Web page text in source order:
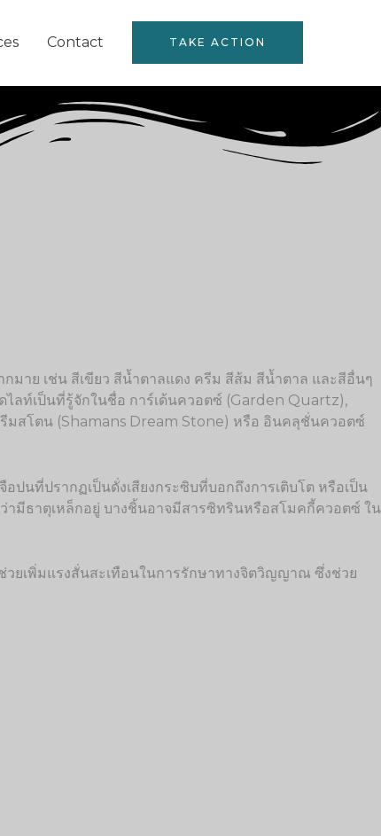
Contact TAKE ACTION
มาย เช่น สีเขียว สีน้ำตาลแดง ครีม สีส้ม สีน้ำตาล และสีอื่นๆ
ลท์เป็นที่รู้จักในชื่อ การ์เด้นควอตซ์ (Garden Quartz),
สโตน (Shamans Dream Stone) หรือ อินคลุชั่นควอตซ์
นที่ปรากฏเป็นดั่งเสียงกระซิบที่บอกถึงการเติบโต หรือเป็น
ามีธาตุเหล็กอยู่ บางชิ้นอาจมีสารซิทรินหรือสโมคกี้ควอตซ์ ใน
ยเพิ่มแรงสั่นสะเทือนในการรักษาทางจิตวิญญาณ ซึ่งช่วย